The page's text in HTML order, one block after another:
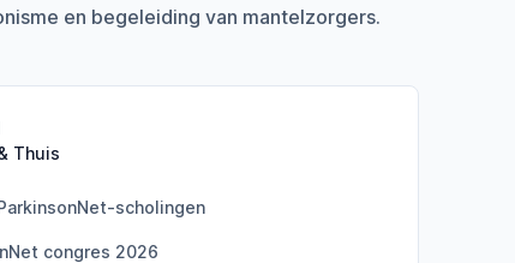
en begeleiding van mantelzorgers.
Thuis
scholingen
congres 2026